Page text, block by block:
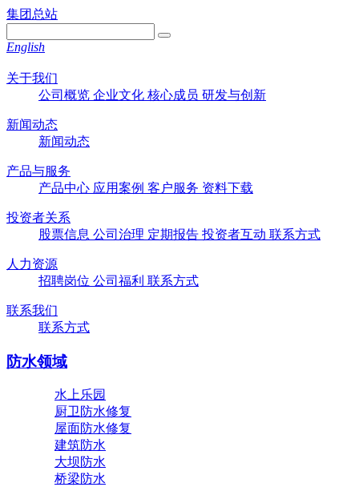
集团总站
English
关于我们
公司概览 企业文化 核心成员 研发与创新
新闻动态
新闻动态
产品与服务
产品中心 应用案例 客户服务 资料下载
投资者关系
股票信息 公司治理 定期报告 投资者互动 联系方式
人力资源
招聘岗位 公司福利 联系方式
联系我们
联系方式
防水领域
水上乐园
厨卫防水修复
屋面防水修复
建筑防水
大坝防水
桥梁防水